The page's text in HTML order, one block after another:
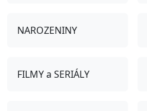
NAROZENINY
FILMY a SERIÁLY